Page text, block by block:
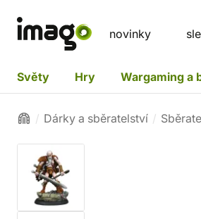
novinky
Světy Hry Wargaming a
Dárky a sběratelství